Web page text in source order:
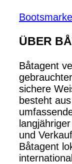
ÜBER
Båtagent
sichere
besteht
und
Båtagent